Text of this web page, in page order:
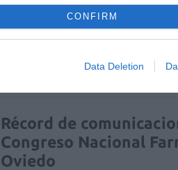
CONFIRM
Data Deletion
La venta online de
uso humano:
Récord de
Congreso Nacional
Oviedo